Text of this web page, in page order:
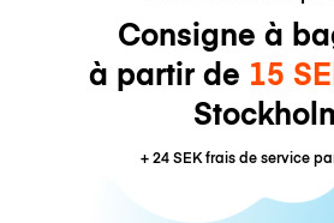
Consigne à
à partir de 15
+24 SEKfrais de service